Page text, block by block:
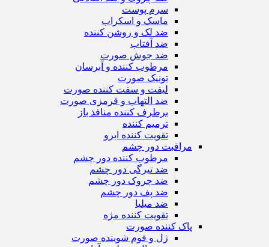
سرم پوست
ماسک و اسکراب
ضد لک و روشن کننده
ضد آفتاب
ضد جوش صورت
مرطوب کننده و آبرسان
تونیک صورت
لیفت و سفت کننده صورت
ضد التهاب و قرمزی صورت
برطرف کننده منافذ باز
ترمیم کننده
تقویت کننده ابرو
مراقبت دور چشم
مرطوب کننده دور چشم
ضد تیرگی دور چشم
ضد چروک دور چشم
ضد پف دور چشم
ضد میلیا
تقویت کننده مژه
پاک کننده صورت
ژل و فوم شوینده صورت